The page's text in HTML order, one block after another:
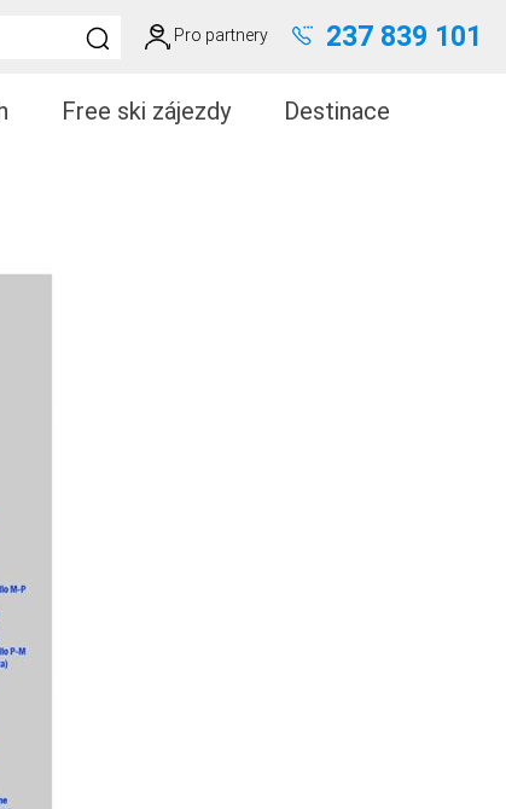
Pro partnery 237 839 101
Free ski zájezdy Destinace